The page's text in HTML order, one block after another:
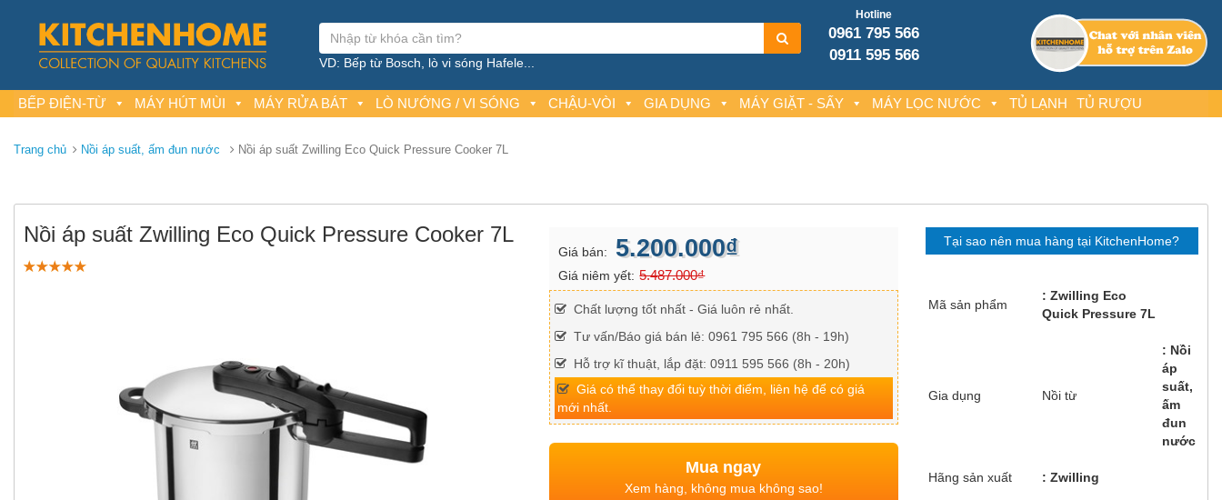
Hotline
0961 795 566
0911 595 566
VD: Bếp từ Bosch, lò vi sóng Hafele...
BẾP ĐIỆN-TỪ MÁY HÚT MÙI MÁY RỬA BÁT LÒ NƯỚNG / VI SÓNG CHẬU-VÒI GIA DỤNG MÁY GIẶT - SẤY MÁY LỌC NƯỚC TỦ LẠNH TỦ RƯỢU
Trang chủ Nồi áp suất, ấm đun nước Nồi áp suất Zwilling Eco Quick Pressure Cooker 7L
Nồi áp suất Zwilling Eco Quick Pressure Cooker 7L
Giá bán: 5.200.000₫
Giá niêm yết: 5.487.000₫
Chất lượng tốt nhất - Giá luôn rẻ nhất.
Tư vấn/Báo giá bán lẻ: 0961 795 566 (8h - 19h)
Hỗ trợ kĩ thuật, lắp đặt: 0911 595 566 (8h - 20h)
Giá có thể thay đổi tuỳ thời điểm, liên hệ để có giá
mới nhất.
Mua ngay
Xem hàng, không mua không sao!
Tại sao nên mua hàng tại KitchenHome?
Mã sản phẩm
Zwilling Eco
Quick Pressure 7L
Gia dụng Nồi từ
Nồi
áp
suất,
ấm
đun
nước
Hãng sản xuất Zwilling